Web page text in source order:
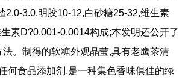
2.0-3.0,明胶10-12,白砂糖25-32,维生素
素D?0.001-0.0014构成;本发明还公开了
。制得的软糖外观晶莹,具有老鹰茶清
何食品添加剂,是一种集色香味俱佳的绿